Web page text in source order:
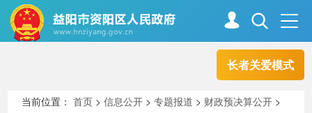
长者关爱模式
走进资阳
当前位置：首页 >信息公开 >专题报道 > 财政预决算公开 >